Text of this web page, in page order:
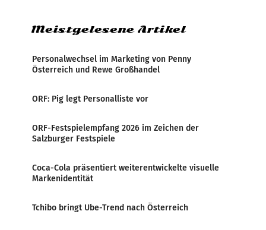
Meistgelesene Artikel
Personalwechsel im Marketing von Penny
Österreich und Rewe Großhandel
ORF: Pig legt Personalliste vor
ORF-Festspielempfang 2026 im Zeichen der
Salzburger Festspiele
Coca-Cola präsentiert weiterentwickelte visuelle
Markenidentität
Tchibo bringt Ube-Trend nach Österreich